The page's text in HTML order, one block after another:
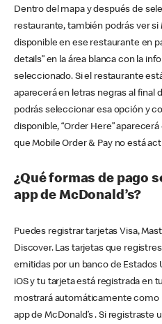
Dentro del mapa y después de
restaurante, también podrás ver si
disponible en ese restaurante en
details” en la área blanca con la
seleccionado. Si el restaurante
aparecerá en letras negras al final
podrás seleccionar esa opción y
disponible, “Order Here”
que Mobile Order & Pay no está
¿Qué formas de pago
app de McDonald’s?
Puedes registrar tarjetas Visa,
Discover. Las tarjetas que
emitidas por un banco de Estados
iOS y tu tarjeta está registrada en
mostrará automáticamente como
app de McDonald’s . Si registraste